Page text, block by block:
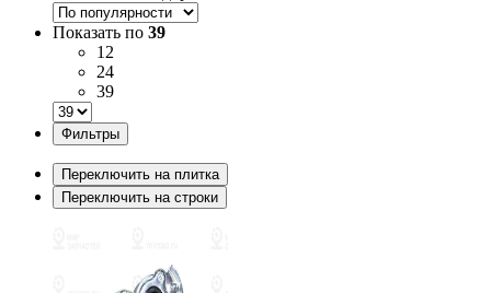
Показать по 39
12
24
39
Фильтры
Переключить на плитка
Переключить на строки